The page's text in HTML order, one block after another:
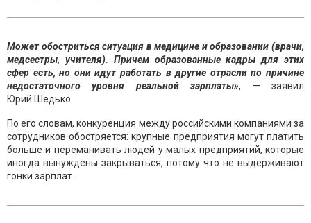
Может обостриться ситуация в медицине и образовании (врачи,
медсестры, учителя). Причем образованные кадры для этих
сфер есть, но они идут работать в другие отрасли по причине
недостаточного уровня реальной зарплаты», — заявил
Юрий Шедько.
По его словам, конкуренция между российскими компаниями за
сотрудников обостряется: крупные предприятия могут платить
больше и переманивать людей у малых предприятий, которые
иногда вынуждены закрываться, потому что не выдерживают
гонки зарплат.